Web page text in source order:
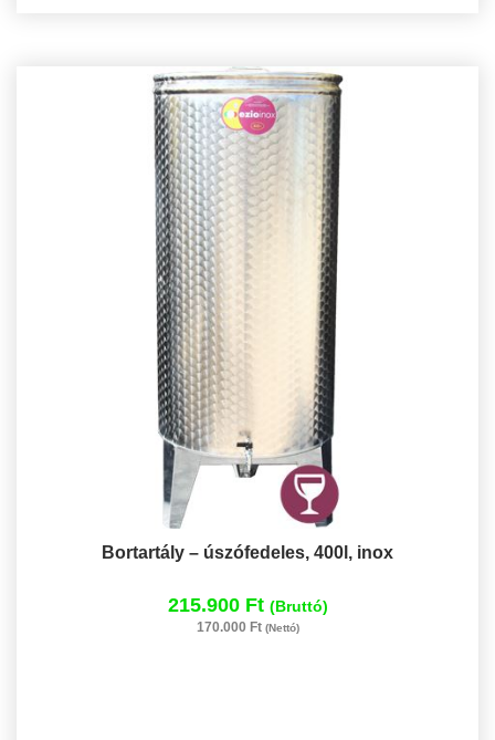
Bortartály – úszófedeles, 400l, inox
215.900 Ft (Bruttó)
170.000 Ft (Nettó)